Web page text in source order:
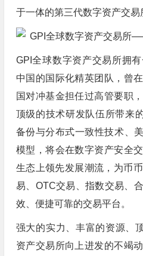
于一体的第三代数字资产交易
GPI全球数字资产交易所拥
中国的国际化精英团队，曾
国对冲基金担任过高管要职
顶级的技术研发队伍所带来
备份与分布式一致性技术、
模型，将会在数字资产安全
生态上领先发展潮流，为币
易、OTC交易、指数交易、
效、便捷可靠的交易平台。
强大的实力、丰富的资源、
资产交易所向上进发的不竭